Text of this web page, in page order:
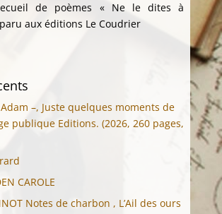
de poèmes « Ne le dites à
aux éditions Le Coudrier
Adam –, Juste quelques moments de
publique Editions. (2026, 260 pages,
CAROLE
Notes de charbon , L’Ail des ours